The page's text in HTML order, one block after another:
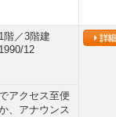
1階／3階建
1990/12
アクセス至便
、アナウンス